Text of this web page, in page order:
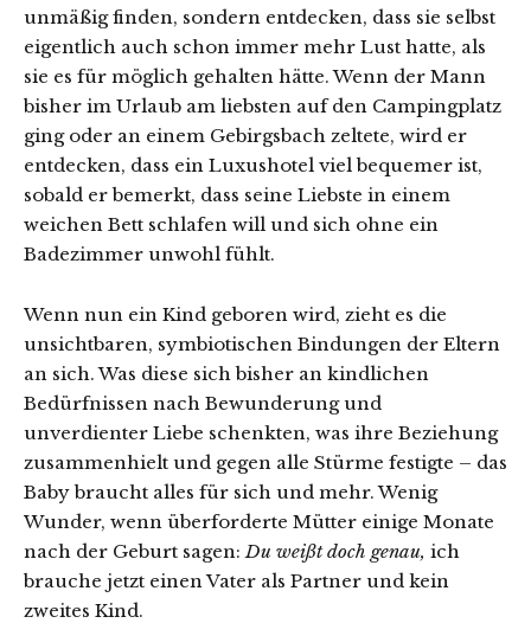
unmäßig finden, sondern entdecken, dass sie selbst
eigentlich auch schon immer mehr Lust hatte, als
sie es für möglich gehalten hätte. Wenn der Mann
bisher im Urlaub am liebsten auf den Campingplatz
ging oder an einem Gebirgsbach zeltete, wird er
entdecken, dass ein Luxushotel viel bequemer ist,
sobald er bemerkt, dass seine Liebste in einem
weichen Bett schlafen will und sich ohne ein
Badezimmer unwohl fühlt.
Wenn nun ein Kind geboren wird, zieht es die
unsichtbaren, symbiotischen Bindungen der Eltern
an sich. Was diese sich bisher an kindlichen
Bedürfnissen nach Bewunderung und
unverdienter Liebe schenkten, was ihre Beziehung
zusammenhielt und gegen alle Stürme festigte – das
Baby braucht alles für sich und mehr. Wenig
Wunder, wenn überforderte Mütter einige Monate
nach der Geburt sagen: Du weißt doch genau, ich
brauche jetzt einen Vater als Partner und kein
zweites Kind.